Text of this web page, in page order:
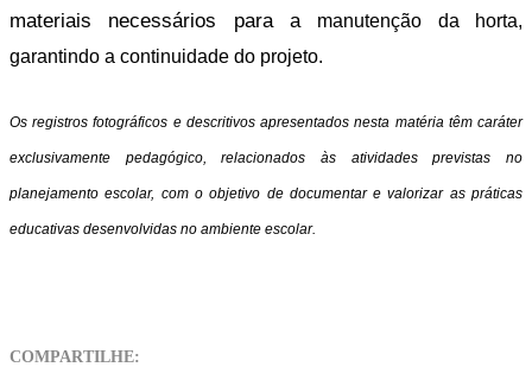
materiais necessários para a manutenção da horta,
garantindo a continuidade do projeto.
Os registros fotográficos e descritivos apresentados nesta matéria têm caráter
exclusivamente pedagógico, relacionados às atividades previstas no
planejamento escolar, com o objetivo de documentar evalorizar as práticas
educativas desenvolvidas no ambiente escolar.
COMPARTILHE: